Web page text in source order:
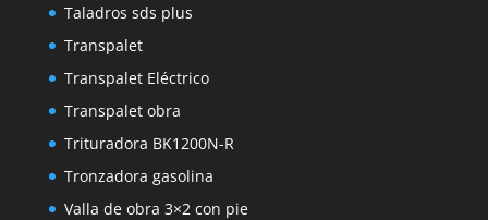
Taladros sds plus
Transpalet
Transpalet Eléctrico
Transpalet obra
Trituradora BK1200N-R
Tronzadora gasolina
Valla de obra 3×2 con pie